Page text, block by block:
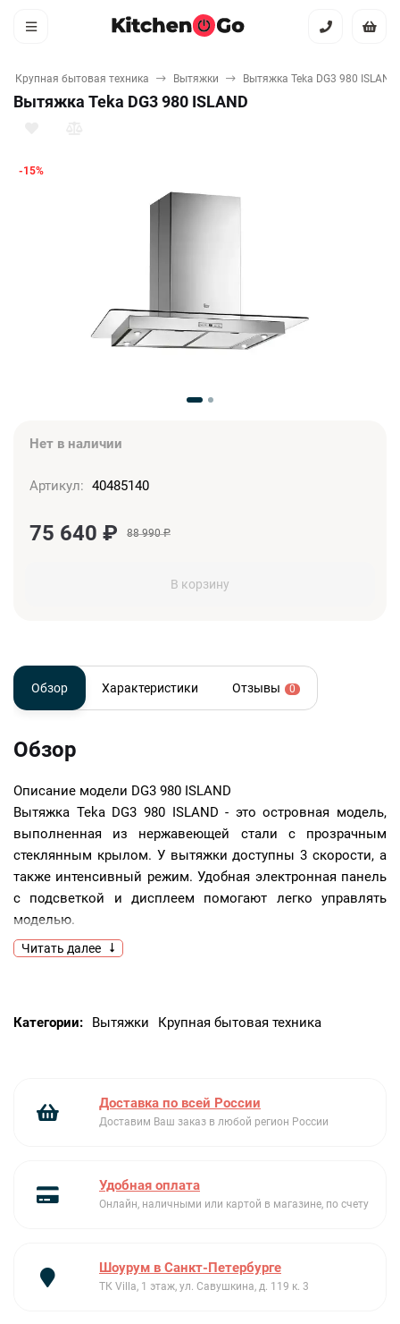
Крупная бытовая техника Вытяжки Вытяжка Teka DG3 980 ISLAND
Вытяжка Teka DG3 980 ISLAND
-15%
Нет в наличии
Артикул: 40485140
75 640 ₽ 88 990₽
В корзину
Обзор Характеристики Отзывы 0
Обзор
Описание модели DG3 980 ISLAND
Вытяжка Teka DG3 980 ISLAND - это островная модель,
выполненная из нержавеющей стали с прозрачным
стеклянным крылом. У вытяжки доступны 3 скорости, а
также интенсивный режим. Удобная электронная панель
с подсветкой и дисплеем помогают легко управлять
моделью.
Индикация загрязнения фильтров
Читать далее
Категории: Вытяжки Крупная бытовая техника
Доставка по всей России
Доставим Ваш заказ в любой регион России
Удобная оплата
Онлайн, наличными или картой в магазине, по счету
Шоурум в Санкт-Петербурге
ТК Villa, 1 этаж, ул. Савушкина, д. 119 к. 3